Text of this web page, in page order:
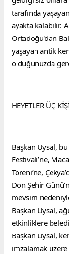
tarafında
ayakta kalabilir.
Ortadoğu'dan
yaşayan antik
olduğunuzda
HEYETLER ÜÇ
Başkan Uysal, bu
Festivali’ne,
Töreni’ne,
Don Şehir
mevsim
Başkan Uysal,
etkinliklere
Başkan Uysal,
imzalamak üzere